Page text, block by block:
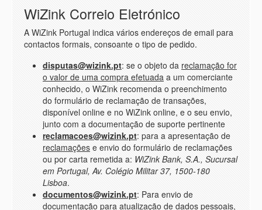
WiZink Correio Eletrónico
A WiZink Portugal indica vários endereços de email para
contactos formais, consoante o tipo de pedido.
disputas@wizink.pt: se o objeto da reclamação for
o valor de uma compra efetuada a um comerciante
conhecido, o WiZink recomenda o preenchimento
do formulário de reclamação de transações,
disponível online e no WiZink online, e o seu envio,
junto com a documentação de suporte pertinente
reclamacoes@wizink.pt: para a apresentação de
reclamações e envio do formulário de reclamações
ou por carta remetida a: WiZink Bank, S.A., Sucursal
em Portugal, Av. Colégio Militar 37, 1500-180
Lisboa.
documentos@wizink.pt: Para envio de
documentação para atualização de dados pessoais,